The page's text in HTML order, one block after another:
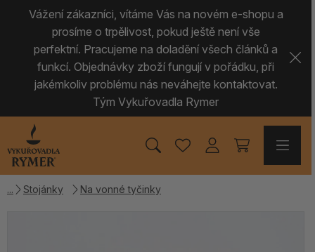
Vážení zákazníci, vítáme Vás na novém e-shopu a
prosíme o trpělivost, pokud ještě není vše
perfektní. Pracujeme na doladění všech článků a
funkcí. Objednávky zboží fungují v pořádku, při
jakémkoliv problému nás neváhejte kontaktovat.
Tým Vykuřovadla Rymer
Stojánky Na vonné tyčinky